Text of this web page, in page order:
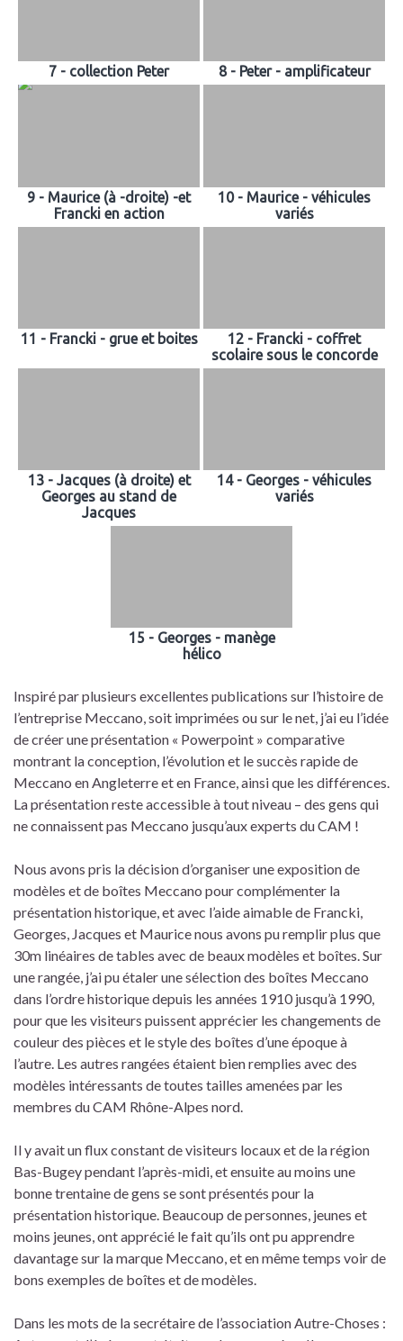
7 - collection Peter 8 - Peter - amplificateur
9 - Maurice (à -droite) -et
Francki en action
10 - Maurice - véhicules
variés
11 - Francki - grue et boites
12 - Francki - coffret
scolaire sous le concorde
13 - Jacques (à droite) et
Georges au stand de
Jacques
14 - Georges - véhicules
variés
15 - Georges - manège
hélico
Inspiré par plusieurs excellentes publications sur l’histoire de
l’entreprise Meccano, soit imprimées ou sur le net, j’ai eu l’idée
de créer une présentation « Powerpoint » comparative
montrant la conception, l’évolution et le succès rapide de
Meccano en Angleterre et en France, ainsi que les différences.
La présentation reste accessible à tout niveau – des gens qui
ne connaissent pas Meccano jusqu’aux experts du CAM !
Nous avons pris la décision d’organiser une exposition de
modèles et de boîtes Meccano pour complémenter la
présentation historique, et avec l’aide aimable de Francki,
Georges, Jacques et Maurice nous avons pu remplir plus que
30m linéaires de tables avec de beaux modèles et boîtes. Sur
une rangée, j’ai pu étaler une sélection des boîtes Meccano
dans l’ordre historique depuis les années 1910 jusqu’à 1990,
pour que les visiteurs puissent apprécier les changements de
couleur des pièces et le style des boîtes d’une époque à
l’autre. Les autres rangées étaient bien remplies avec des
modèles intéressants de toutes tailles amenées par les
membres du CAM Rhône-Alpes nord.
Il y avait un flux constant de visiteurs locaux et de la région
Bas-Bugey pendant l’après-midi, et ensuite au moins une
bonne trentaine de gens se sont présentés pour la
présentation historique. Beaucoup de personnes, jeunes et
moins jeunes, ont apprécié le fait qu’ils ont pu apprendre
davantage sur la marque Meccano, et en même temps voir de
bons exemples de boîtes et de modèles.
Dans les mots de la secrétaire de l’association Autre-Choses :